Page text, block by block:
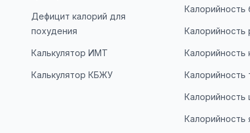
Дефицит калорий для
похудения
Калькулятор ИМТ
Калькулятор КБЖУ
Калорийность
Калорийность
Калорийность
Калорийность
Калорийность
Калорийность